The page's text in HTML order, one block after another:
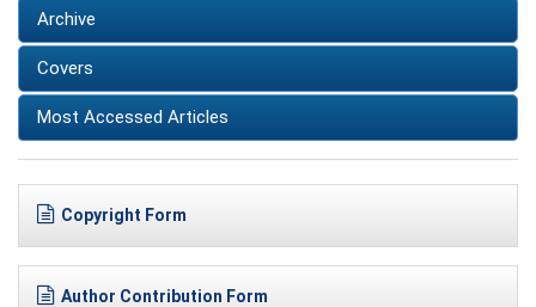
Archive
Covers
Most Accessed Articles
Copyright Form
Author Contribution Form